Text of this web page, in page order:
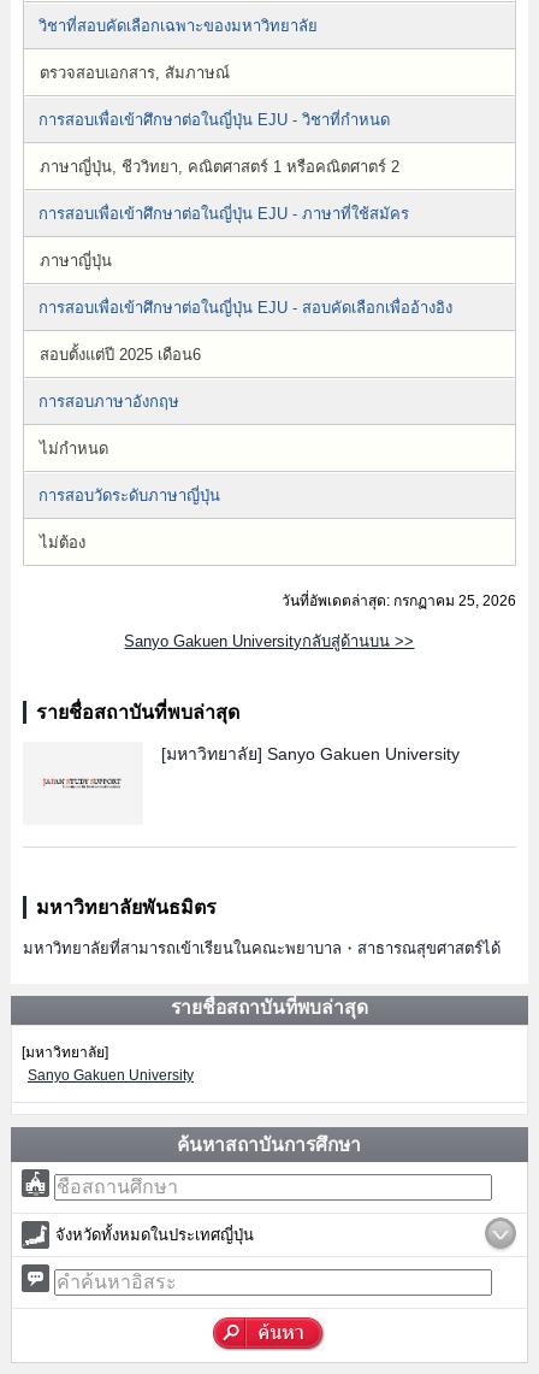
วิชาที่สอบคัดเลือกเฉพาะของมหาวิทยาลัย
ตรวจสอบเอกสาร, สัมภาษณ์
การสอบเพื่อเข้าศึกษาต่อในญี่ปุ่น EJU - วิชาที่กำหนด
ภาษาญี่ปุ่น, ชีววิทยา, คณิตศาสตร์ 1 หรือคณิตศาตร์ 2
การสอบเพื่อเข้าศึกษาต่อในญี่ปุ่น EJU - ภาษาที่ใช้สมัคร
ภาษาญี่ปุ่น
การสอบเพื่อเข้าศึกษาต่อในญี่ปุ่น EJU - สอบคัดเลือกเพื่ออ้างอิง
สอบตั้งแต่ปี 2025 เดือน6
การสอบภาษาอังกฤษ
ไม่กำหนด
การสอบวัดระดับภาษาญี่ปุ่น
ไม่ต้อง
วันที่อัพเดตล่าสุด: กรกฏาคม 25, 2026
Sanyo Gakuen Universityกลับสู่ด้านบน >>
รายชื่อสถาบันที่พบล่าสุด
[มหาวิทยาลัย] Sanyo Gakuen University
มหาวิทยาลัยพันธมิตร
มหาวิทยาลัยที่สามารถเข้าเรียนในคณะพยาบาล・สาธารณสุขศาสตร์ได้
รายชื่อสถาบันที่พบล่าสุด
[มหาวิทยาลัย]
Sanyo Gakuen University
ค้นหาสถาบันการศึกษา
จังหวัดทั้งหมดในประเทศญี่ปุ่น